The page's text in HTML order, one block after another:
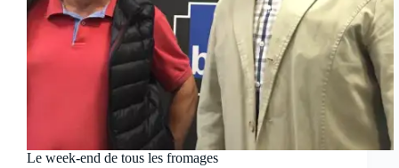
Le week-end de tous les fromages